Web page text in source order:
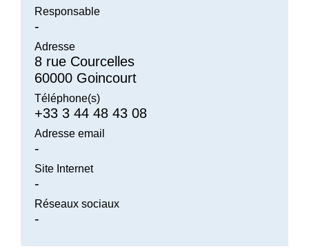
Responsable
-
Adresse
8 rue Courcelles
60000 Goincourt
Téléphone(s)
+33 3 44 48 43 08
Adresse email
-
Site Internet
-
Réseaux sociaux
-